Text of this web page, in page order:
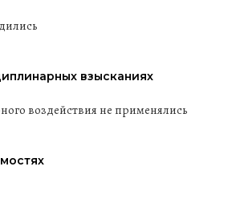
взысканиях
воздействия не применялись